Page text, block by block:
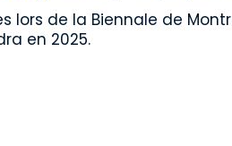
de la Biennale de
en 2025.